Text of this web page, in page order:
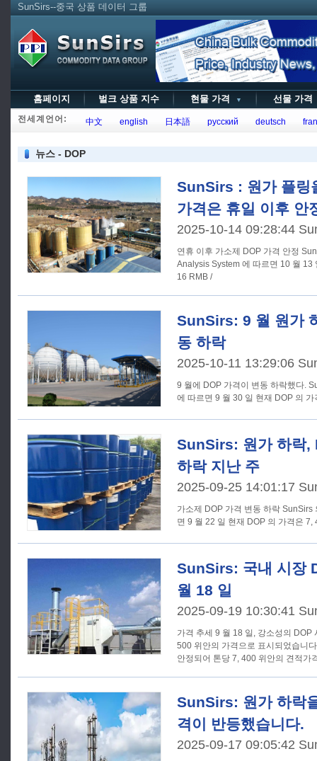
SunSirs--중국 상품 데이터 그룹
홈페이지 벌크 상품 지수 현물 가격 ▼ 선물 가
전세계언어: 中文 english 日本語 русский deutsch
뉴스 - DOP
SunSirs : 원가 플링
가격은 휴일 이후 안
2025-10-14 09:28:44
연휴 이후 가소제 DOP 가격 안정 SunSirs Commodity Market
Analysis System 에 따르면 10 월 13
16 RMB /
SunSirs: 9 월 원가
동 하락
2025-10-11 13:29:06
9 월에 DOP 가격이 변동 하락했다. SunSirs 의 상품 시장 분석 시스템
에 따르면 9 월 30 일 현재 DOP 의
SunSirs: 원가 하락,
하락 지난 주
2025-09-25 14:01:17
가소제 DOP 가격 변동 하락 SunSirs 의 상품 시장 분석 시스템에 따르
면 9 월 22 일 현재 DOP 의 가격은 7,
SunSirs: 국내 시장
월 18 일
2025-09-19 10:30:41
가격 추세 9 월 18 일, 강소성의 DOP 시장은 약하게 안정되어 톤당 7,
500 위안의 가격으로 표시되었습니
안정되어 톤당 7, 400 위안의 견적가
SunSirs: 원가 하락
격이 반등했습니다.
2025-09-17 09:05:42